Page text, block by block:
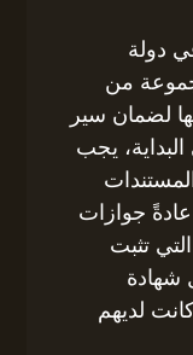
دولة
من
لضمان سير
يجب
جوازات
تثبت
شهادة
لديهم